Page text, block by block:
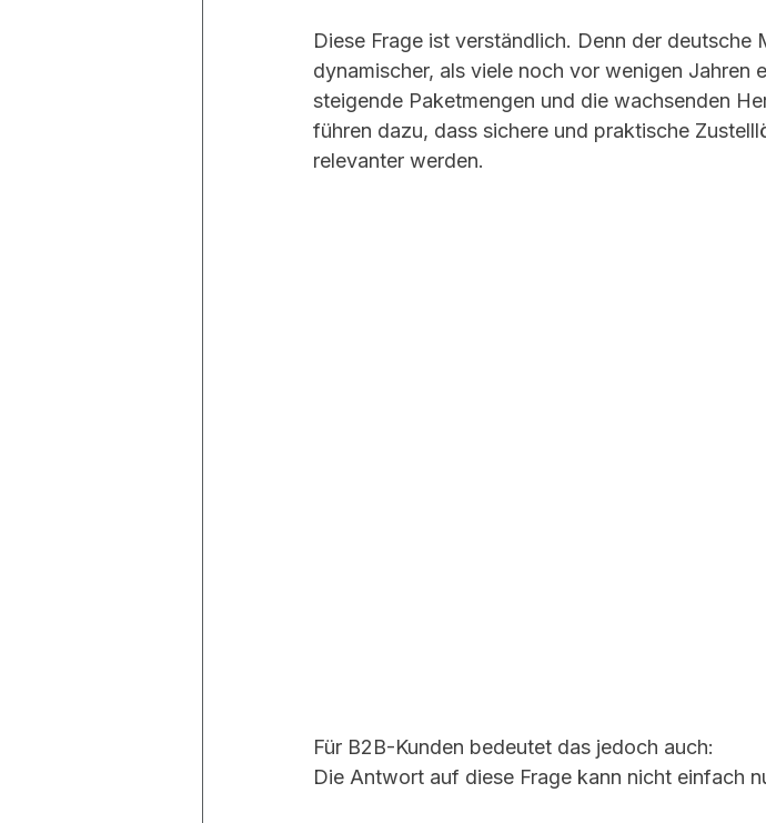
Diese Frage ist verständlich. Denn der
dynamischer, als viele noch vor wenigen Jahren
steigende Paketmengen und die wachsenden
führen dazu, dass sichere und praktische
relevanter werden.
Für B2B-Kunden bedeutet das jedoch auch:
Die Antwort auf diese Frage kann nicht einfach